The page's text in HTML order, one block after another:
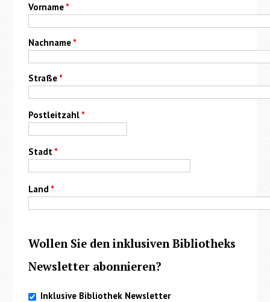
Vorname *
Nachname *
Straße *
Postleitzahl *
Stadt *
Land *
Wollen Sie den inklusiven Bibliotheks
Newsletter abonnieren?
Inklusive Bibliothek Newsletter